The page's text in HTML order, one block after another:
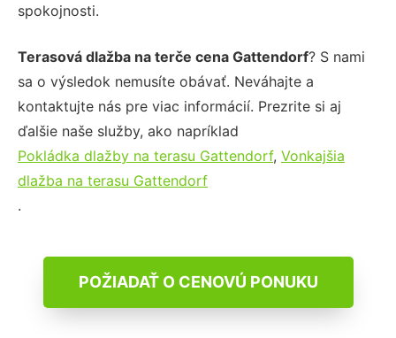
spokojnosti.
Terasová dlažba na terče cena Gattendorf? S nami
sa o výsledok nemusíte obávať. Neváhajte a
kontaktujte nás pre viac informácií. Prezrite si aj
ďalšie naše služby, ako napríklad
Pokládka dlažby na terasu Gattendorf, Vonkajšia
dlažba na terasu Gattendorf
.
POŽIADAŤ O CENOVÚ PONUKU